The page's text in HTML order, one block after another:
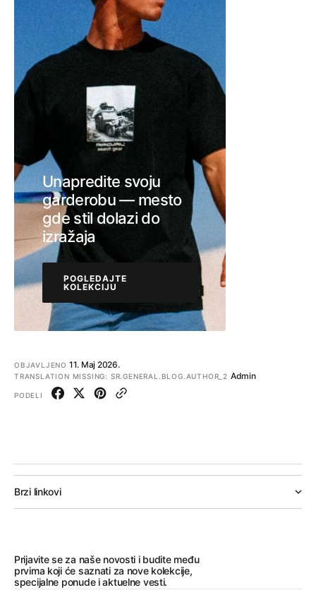
Unapredite svoju
garderobu — mesto
gde stil dolazi do
izražaja
POGLEDAJTE
KOLEKCIJU
KOLEKCIJU
OBJAVLJENO 11. Мај 2026.
TRANSLATION MISSING: SR.GENERAL.BLOG.AUTHOR_2 Admin
PODELI
Brzi linkovi
Prijavite se za naše novosti i budite među
prvima koji će saznati za nove kolekcije,
specijalne ponude i aktuelne vesti.